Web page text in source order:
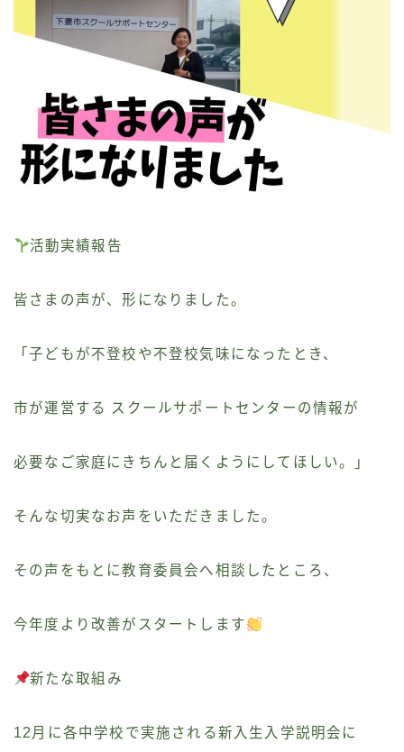
活動実績報告
皆さまの声が、形になりました。
「子どもが不登校や不登校気味になったとき、
市が運営する スクールサポートセンターの情報が
必要なご家庭にきちんと届くようにしてほしい。」
そんな切実なお声をいただきました。
その声をもとに教育委員会へ相談したところ、
今年度より改善がスタートします
新たな取組み
12月に各中学校で実施される新入生入学説明会に